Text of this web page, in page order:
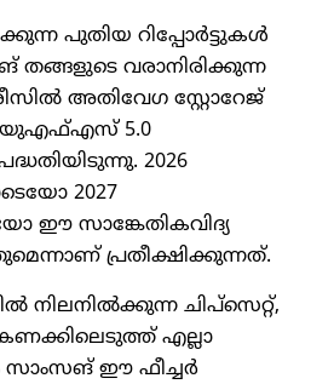
പുതിയ റിപ്പോര്‍ട്ടുകള്‍
തങ്ങളുടെ വരാനിരിക്കുന്ന
അതിവേഗ സ്റ്റോറേജ്
യുഎഫ്എസ് 5.0
2026
2027
ഈ സാങ്കേതികവിദ്യ
പ്രതീക്ഷിക്കുന്നത്.
ചിപ്സെറ്റ്,
കണക്കിലെടുത്ത് എല്ലാ
ഈ ഫീച്ചര്‍